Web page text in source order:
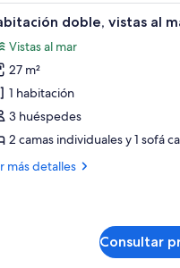
un escritorio, una silla, un
4 doble, vistas al
Vistas al mar
27 m²
1 habitación
3 huéspedes
2 camas individuales y 1 sofá
más detalles
Consultar